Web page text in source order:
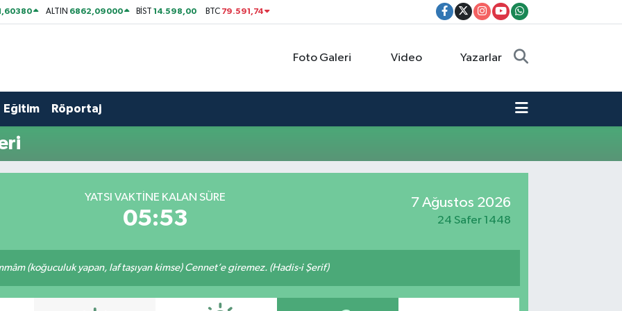
ALTIN 6862,09000 BİST14.598,00 BTC 79.591,74
Foto Galeri Video Yazarlar
Eğitim Röportaj
YATSI VAKTİNE KALAN SÜRE
05:52
7 Ağustos 2026
24 Safer 1448
(koğuculuk yapan, laf taşıyan kimse) Cennet’e giremez. (Hadis-i Şerif)